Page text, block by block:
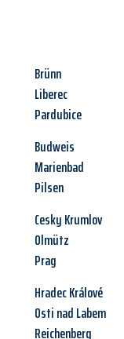
Brünn
Liberec
Pardubice
Budweis
Marienbad
Pilsen
Cesky Krumlov
Olmütz
Prag
Hradec Králové
Osti nad Labem
Reichenberg